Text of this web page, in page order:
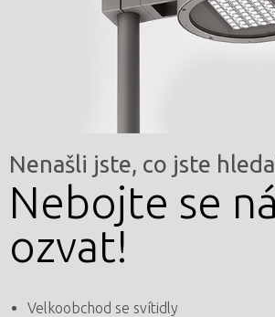
Nenašli jste, co jste
Nebojte se
ozvat!
Velkoobchod se svítidly